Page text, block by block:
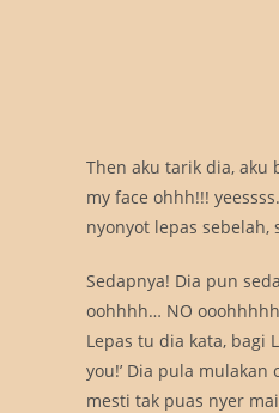
Then aku tarik dia, aku
my face ohhh!!!
nyonyot lepas
Sedapnya! Dia pun
oohhhh… NO
Lepas tu dia kata, bagi
you!’ Dia pula
mesti tak puas nyer